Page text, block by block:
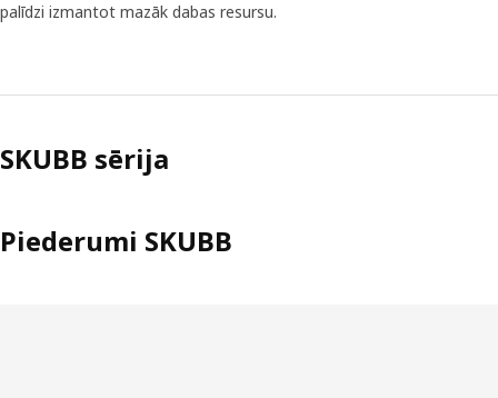
palīdzi izmantot mazāk dabas resursu.
SKUBB sērija
Piederumi SKUBB